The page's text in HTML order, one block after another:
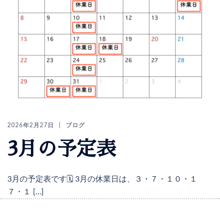
2026年2月27日 ブログ
3月の予定表
3月の予定表です🗓️ 3月の休業日は、３・７・１０・１
７・１ […]